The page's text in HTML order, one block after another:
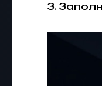
3.